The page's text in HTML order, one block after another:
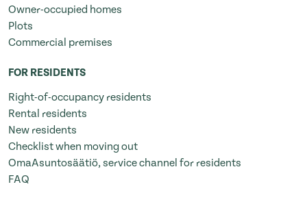
Owner-occupied homes
Plots
Commercial premises
FOR RESIDENTS
Right-of-occupancy residents
Rental residents
New residents
Checklist when moving out
OmaAsuntosäätiö, service channel for residents
FAQ